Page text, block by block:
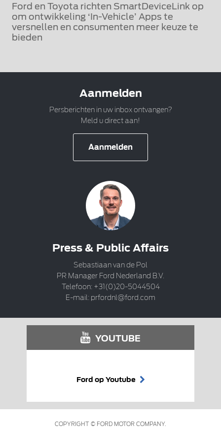
Ford en Toyota richten SmartDeviceLink op
om ontwikkeling ‘In-Vehicle’ Apps te
versnellen en consumenten meer keuze te
bieden
Aanmelden
Persberichten in uw inbox ontvangen?
Meld u direct aan!
Aanmelden
Press & Public Affairs
Sebastiaan van de Pol
PR Manager Ford Nederland B.V.
Telefoon: +31(0)20-5044504
E-mail: prfordnl@ford.com
YOUTUBE
Ford op Youtube
COPYRIGHT © FORD MOTOR COMPANY.